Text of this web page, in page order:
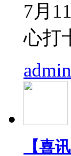
7月
心打
admin
【喜